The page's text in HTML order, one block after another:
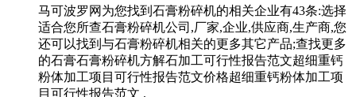
马可波罗网为您找到石膏粉碎机的相关企业有43条:选择
适合您所查石膏粉碎机公司,厂家,企业,供应商,生产商,您
还可以找到与石膏粉碎机相关的更多其它产品;查找更多
的石膏石膏粉碎机方解石加工可行性报告范文超细重钙
粉体加工项目可行性报告范文价格超细重钙粉体加工项
目可行性报告范文 .